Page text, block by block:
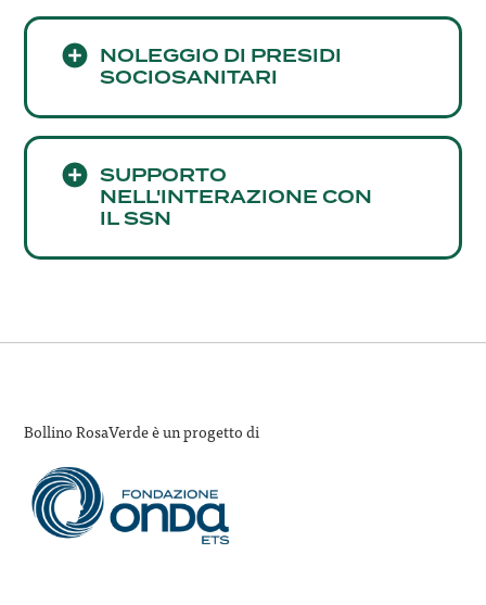
NOLEGGIO DI PRESIDI
SOCIOSANITARI
SUPPORTO
NELL'INTERAZIONE CON
IL SSN
Bollino RosaVerde è un progetto di